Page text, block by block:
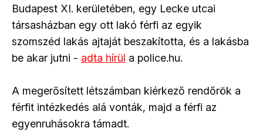
Budapest XI. kerületében, egy Lecke utcai
társasházban egy ott lakó férfi az egyik
szomszéd lakás ajtaját beszakította, és a lakásba
be akar jutni - adta hírül a police.hu.
A megerősített létszámban kiérkező rendőrök a
férfit intézkedés alá vonták, majd a férfi az
egyenruhásokra támadt.